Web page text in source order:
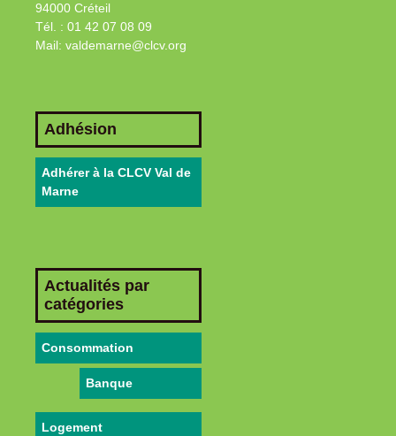
94000 Créteil
Tél. : 01 42 07 08 09
Mail: valdemarne@clcv.org
Adhésion
Adhérer à la CLCV Val de
Marne
Actualités par
catégories
Consommation
Banque
Logement